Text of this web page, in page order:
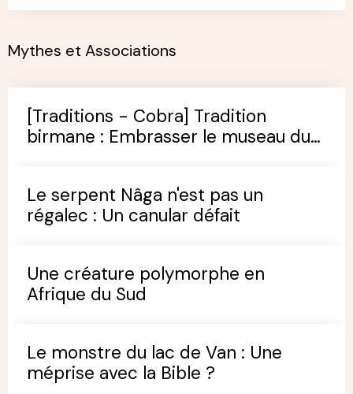
Mythes et Associations
[Traditions - Cobra] Tradition
birmane : Embrasser le museau du
Le serpent Nâga n'est pas un
régalec : Un canular défait
Une créature polymorphe en
Afrique du Sud
Le monstre du lac de Van : Une
méprise avec la Bible ?